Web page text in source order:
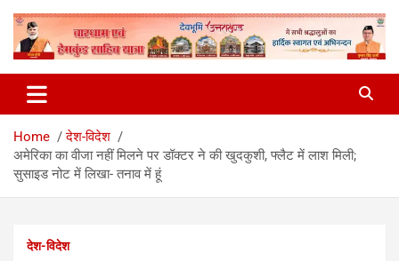
Dainik Jayant
Home
देश-विदेश
अमेरिका का वीजा नहीं मिलने पर डॉक्टर ने की खुदकुशी, फ्लैट में लाश मिली;
सुसाइड नोट में लिखा- तनाव में हूं
देश-विदेश